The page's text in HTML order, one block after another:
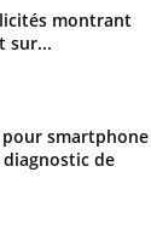
montrant
sur...
smartphone
de